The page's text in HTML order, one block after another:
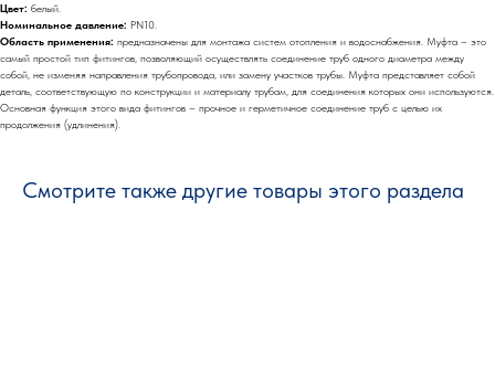
Цвет: белый.
Номинальное давление: PN10.
Область применения: предназначены для монтажа систем отопления и водоснабжения. Муфта – это
самый простой тип фитингов, позволяющий осуществлять соединение труб одного диаметра между
собой, не изменяя направления трубопровода, или замену участков трубы. Муфта представляет собой
деталь, соответствующую по конструкции и материалу трубам, для соединения которых они используются.
Основная функция этого вида фитингов – прочное и герметичное соединение труб с целью их
продолжения (удлинения).
Смотрите также другие товары этого раздела